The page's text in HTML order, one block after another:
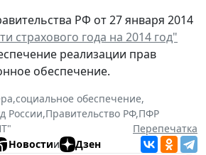
РФ от 27 января 2014
страхового года на 2014 год"
реализации прав
обеспечение.
,социальное обеспечение,
России,Правительство РФ,ПФР
Перепечатка
Новостии Дзен